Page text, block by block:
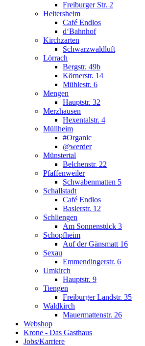
Freiburger Str. 2
Heitersheim
Café Endlos
d‘Bahnhof
Kirchzarten
Schwarzwaldluft
Lörrach
Bergstr. 49b
Körnerstr. 14
Mühlestr. 6
Mengen
Hauptstr. 32
Merzhausen
Hexentalstr. 4
Müllheim
#Organic
@werder
Münstertal
Belchenstr. 22
Pfaffenweiler
Schwabenmatten 5
Schallstadt
Café Endlos
Baslerstr. 12
Schliengen
Am Sonnenstück 3
Schopfheim
Auf der Gänsmatt 16
Sexau
Emmendingerstr. 6
Umkirch
Hauptstr. 9
Tiengen
Freiburger Landstr. 35
Waldkirch
Mauermattenstr. 26
Webshop
Krone - Das Gasthaus
Jobs/Karriere